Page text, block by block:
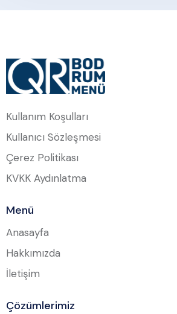
Kullanım Koşulları
Kullanıcı Sözleşmesi
Çerez Politikası
KVKK Aydınlatma
Menü
Anasayfa
Hakkımızda
İletişim
Çözümlerimiz